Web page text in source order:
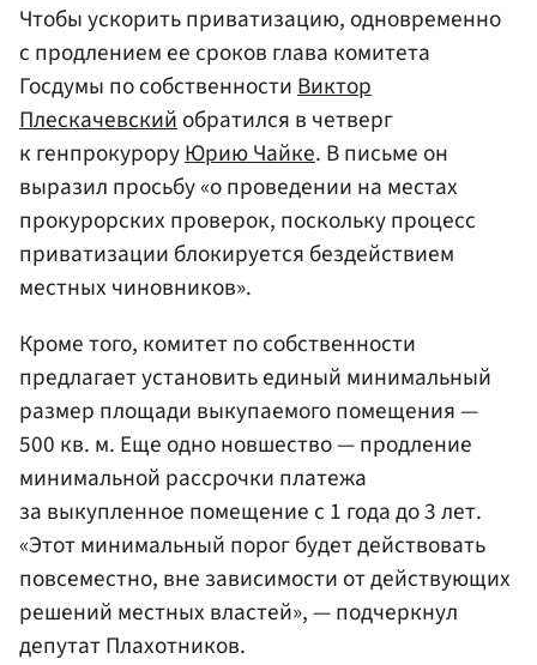
Чтобы ускорить приватизацию, одновременно
с продлением ее сроков глава комитета
Госдумы по собственностиВиктор
Плескачевскийобратился в четверг
к генпрокуроруЮрию Чайке. В письме он
выразил просьбу «о проведении на местах
прокурорских проверок, поскольку процесс
приватизации блокируется бездействием
местных чиновников».
Кроме того, комитет по собственности
предлагает установить единый минимальный
размер площади выкупаемого помещения —
500 кв. м. Еще одно новшество — продление
минимальной рассрочки платежа
за выкупленное помещение с 1 года до 3 лет.
«Этот минимальный порог будет действовать
повсеместно, вне зависимости от действующих
решений местных властей», — подчеркнул
депутат Плахотников.